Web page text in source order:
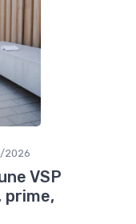
2026
VSP
prime,